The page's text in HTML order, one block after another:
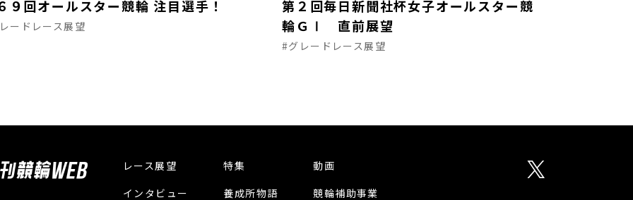
９回オールスター競輪 注目選手！
ードレース展望
第２回毎日新聞社杯女子オールスター競
輪ＧⅠ 直前展望
#グレードレース展望
レース展望
インタビュー
特集
養成所物語
動画
競輪補助事業